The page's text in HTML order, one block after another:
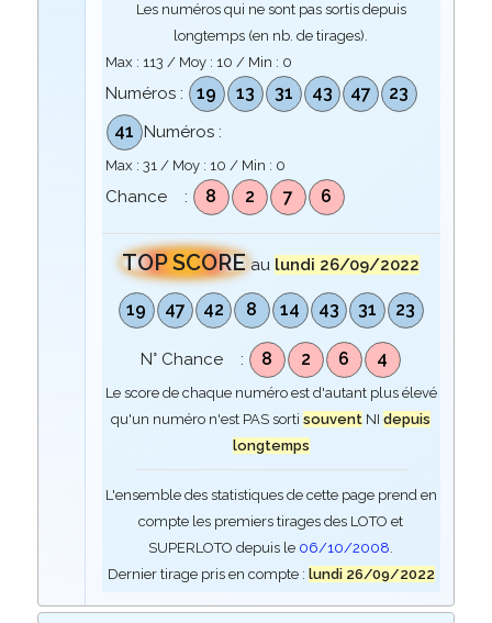
Les numéros qui ne sont pas sortis depuis
longtemps (en nb. de tirages).
Max : 113 / Moy : 10 / Min : 0
Numéros : 19 13 31 43 47
23
41 Numéros :
Max : 31/ Moy : 10 / Min : 0
Chance : 8 2 7 6
TOP SCOREau lundi 26/09/2022
19 47 42 8 14 43 31 23
N° Chance : 8 2 6 4
Le score de chaque numéro est d'autant plus élevé
qu'un numéro n'est PAS sortisouvent NIdepuis
longtemps
L'ensemble des statistiques de cette page prend en
compte les premiers tirages des LOTO et
SUPERLOTO depuis le 06/10/2008.
Dernier tirage pris en compte : lundi 26/09/2022